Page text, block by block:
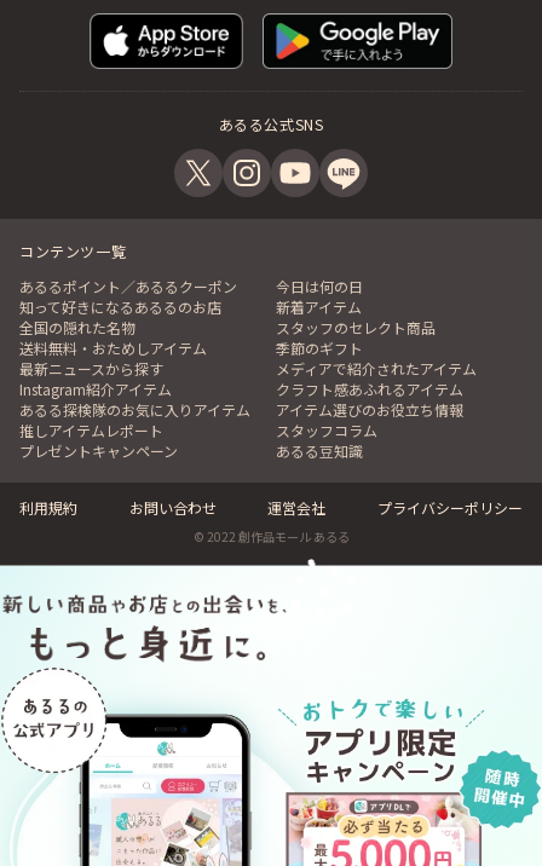
あるる公式SNS
コンテンツ一覧
あるるポイント／あるるクーポン
今日は何の日
知って好きになるあるるのお店
新着アイテム
全国の隠れた名物
スタッフのセレクト商品
送料無料・おためしアイテム
季節のギフト
最新ニュースから探す
メディアで紹介されたアイテム
Instagram紹介アイテム
クラフト感あふれるアイテム
あるる探検隊のお気に入りアイテム
アイテム選びのお役立ち情報
推しアイテムレポート
スタッフコラム
プレゼントキャンペーン
あるる豆知識
利用規約 お問い合わせ 運営会社 プライバシーポリシー
© 2022 創作品モール あるる